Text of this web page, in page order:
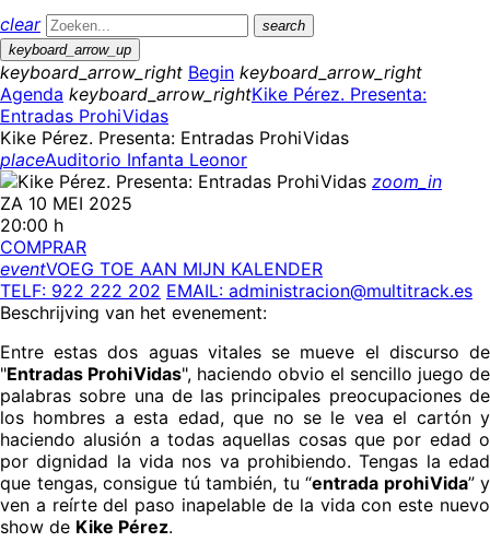
clear
search
keyboard_arrow_up
keyboard_arrow_right Begin keyboard_arrow_right
Agenda keyboard_arrow_rightKike Pérez. Presenta:
Entradas ProhiVidas
Kike Pérez. Presenta: Entradas ProhiVidas
placeAuditorio Infanta Leonor
zoom_in
ZA 10 MEI 2025
20:00 h
COMPRAR
eventVOEG TOE AAN MIJN KALENDER
TELF: 922 222 202 EMAIL: administracion@multitrack.es
Beschrijving van het evenement:
Entre estas dos aguas vitales se mueve el discurso de
"Entradas ProhiVidas", haciendo obvio el sencillo juego de
palabras sobre una de las principales preocupaciones de
los hombres a esta edad, que no se le vea el cartón y
haciendo alusión a todas aquellas cosas que por edad o
por dignidad la vida nos va prohibiendo. Tengas la edad
que tengas, consigue tú también, tu “entrada prohiVida” y
ven a reírte del paso inapelable de la vida con este nuevo
show de Kike Pérez.